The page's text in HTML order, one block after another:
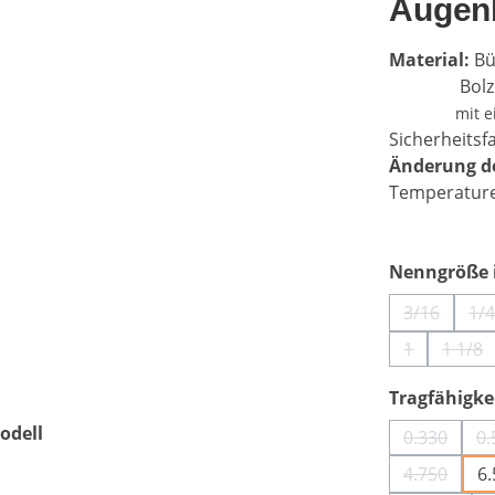
Material:
Bolzen
mit
Änderung
Nenngröße
3/16(Diese1/4
1(Diese1 1/8
0.330(Diese
4.750(Diese